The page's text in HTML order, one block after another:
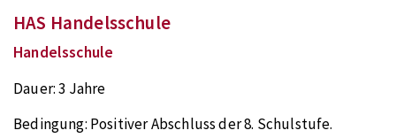
HAS Handelsschule
Handelsschule
Dauer:3 Jahre
Bedingung: Positiver Abschluss der 8. Schulstufe.